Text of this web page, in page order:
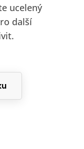
ucelený
další